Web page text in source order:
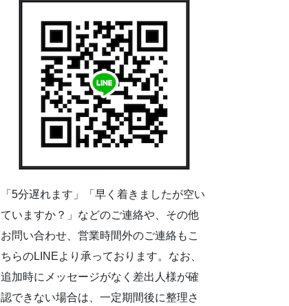
「5分遅れます」「早く着きましたが空い
ていますか？」などのご連絡や、その他
お問い合わせ、営業時間外のご連絡もこ
ちらのLINEより承っております。なお、
追加時にメッセージがなく差出人様が確
認できない場合は、一定期間後に整理さ